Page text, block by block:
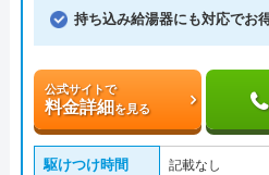
持ち込み給湯器にも対応でお
公式サイトで
料金詳細を見る
駆けつけ時間 記載なし